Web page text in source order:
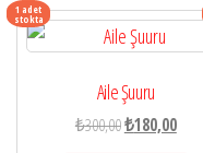
1 adet
stokta
Aile Şuuru
₺300,00Orijinal
₺180,00Şu